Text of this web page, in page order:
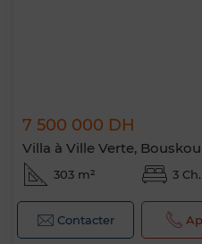
7 500 000 DH
Villa à Ville Verte,
303 m² 3 Ch.
Contacter